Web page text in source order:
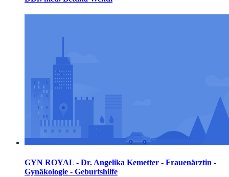
GYN ROYAL - Dr. Angelika Kemetter - Frauenärztin -
Gynäkologie - Geburtshilfe